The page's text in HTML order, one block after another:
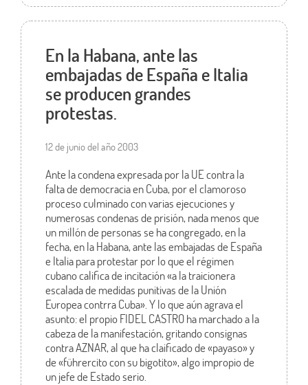
En la Habana, ante las
embajadas de España e Italia
se producen grandes
protestas.
12 de junio del año 2003
Ante la condena expresada por la UE contra la
falta de democracia en Cuba, por el clamoroso
proceso culminado con varias ejecuciones y
numerosas condenas de prisión, nada menos que
un millón de personas se ha congregado, en la
fecha, en la Habana, ante las embajadas de España
e Italia para protestar por lo que el régimen
cubano califica de incitación «a la traicionera
escalada de medidas punitivas de la Unión
Europea contrra Cuba». Y lo que aún agrava el
asunto: el propio FIDEL CASTRO ha marchado a la
cabeza de la manifestación, gritando consignas
contra AZNAR, al que ha claificado de «payaso» y
de «führercito con su bigotito», algo impropio de
un jefe de Estado serio.